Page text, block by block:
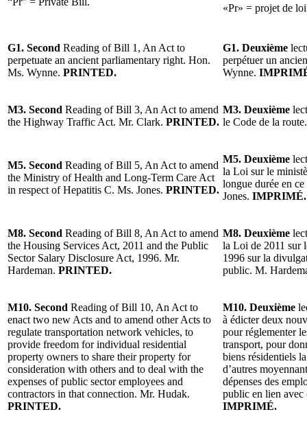
«Pr» = projet de
G1. Second Reading of Bill 1, An Act to
perpetuate an ancient parliamentary right. Hon.
Ms. Wynne. PRINTED.
G1. Deuxième
perpétuer un
Wynne.
M3. Second Reading of Bill 3, An Act to amend
the Highway Traffic Act. Mr. Clark. PRINTED.
M3. Deuxième
le Code de la
M5. Second Reading of Bill 5, An Act to amend
the Ministry of Health and Long-Term Care Act
in respect of Hepatitis C. Ms. Jones. PRINTED.
M5. Deuxième
la Loi sur le
longue durée en
Jones. IMPRIMÉ.
M8. Second Reading of Bill 8, An Act to amend
the Housing Services Act, 2011 and the Public
Sector Salary Disclosure Act, 1996. Mr.
Hardeman. PRINTED.
M8. Deuxième
la Loi de 2011 sur
1996 sur la
public. M.
M10. Second Reading of Bill 10, An Act to
enact two new Acts and to amend other Acts to
regulate transportation network vehicles, to
provide freedom for individual residential
property owners to share their property for
consideration with others and to deal with the
expenses of public sector employees and
contractors in that connection. Mr. Hudak.
PRINTED.
M10. Deuxième
à édicter deux
pour réglementer
transport, pour
biens résidentiels
d’autres
dépenses des
public en lien avec
IMPRIMÉ.